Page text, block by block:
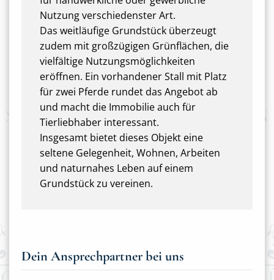
Nutzung verschiedenster Art.
Das weitläufige Grundstück überzeugt
zudem mit großzügigen Grünflächen, die
vielfältige Nutzungsmöglichkeiten
eröffnen. Ein vorhandener Stall mit Platz
für zwei Pferde rundet das Angebot ab
und macht die Immobilie auch für
Tierliebhaber interessant.
Insgesamt bietet dieses Objekt eine
seltene Gelegenheit, Wohnen, Arbeiten
und naturnahes Leben auf einem
Grundstück zu vereinen.
Dein Ansprechpartner bei uns